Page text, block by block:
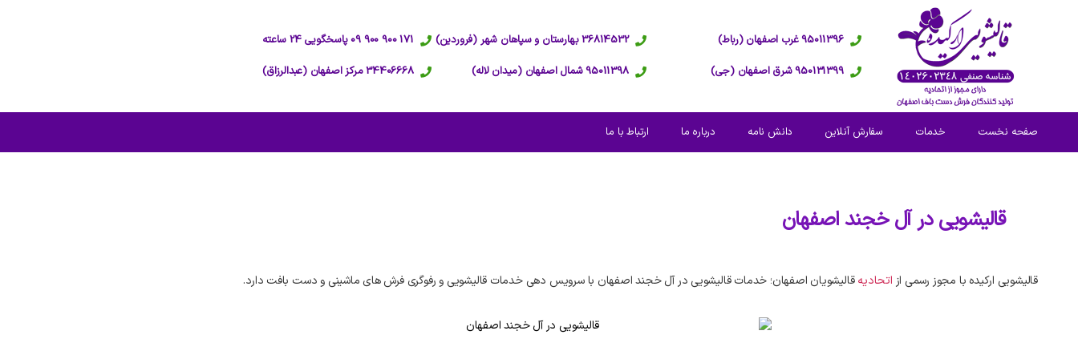
95011396 غرب اصفهان (رباط)
950131399 شرق اصفهان (جی)
36814532 بهارستان و سپاهان شهر (فروردین)
95011398 شمال اصفهان (میدان لاله)
171 900 900 09 پاسخگویی 24 ساعته
34406668 مرکز اصفهان (عبدالرزاق)
صفحه نخست خدمات سفارش آنلاین دانش نامه درباره ما ارتباط با ما
قالیشویی درآل خجند اصفهان
قالیشویی ارکیده با مجوز رسمی از اتحادیهقالیشویان اصفهان؛ خدمات قالیشویی در آل خجند اصفهان با سرویس دهی خدمات قالیشویی و رفوگری فرش های ماشینی و دست بافت دارد.